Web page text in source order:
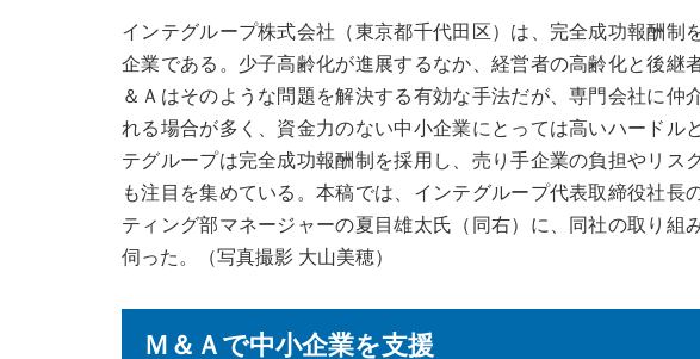
インテグループ株式会社（東京都千代田区）は、完全成功報酬制
企業である。少子高齢化が進展するなか、経営者の高齢化と後継
＆Ａはそのような問題を解決する有効な手法だが、専門会社に仲
れる場合が多く、資金力のない中小企業にとっては高いハードル
テグループは完全成功報酬制を採用し、売り手企業の負担やリス
も注目を集めている。本稿では、インテグループ代表取締役社長
ティング部マネージャーの夏目雄太氏（同右）に、同社の取り組
伺った。（写真撮影 大山美穂）
Ｍ＆Ａで中小企業を支援